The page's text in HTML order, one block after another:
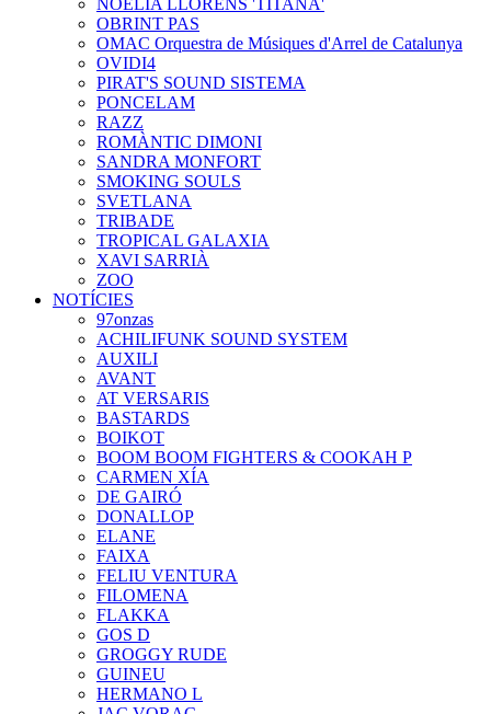
NOELIA LLORENS 'TITANA'
OBRINT PAS
OMAC Orquestra de Músiques d'Arrel de Catalunya
OVIDI4
PIRAT'S SOUND SISTEMA
PONCELAM
RAZZ
ROMÀNTIC DIMONI
SANDRA MONFORT
SMOKING SOULS
SVETLANA
TRIBADE
TROPICAL GALAXIA
XAVI SARRIÀ
ZOO
NOTÍCIES
97onzas
ACHILIFUNK SOUND SYSTEM
AUXILI
AVANT
AT VERSARIS
BASTARDS
BOIKOT
BOOM BOOM FIGHTERS & COOKAH P
CARMEN XÍA
DE GAIRÓ
DONALLOP
ELANE
FAIXA
FELIU VENTURA
FILOMENA
FLAKKA
GOS D
GROGGY RUDE
GUINEU
HERMANO L